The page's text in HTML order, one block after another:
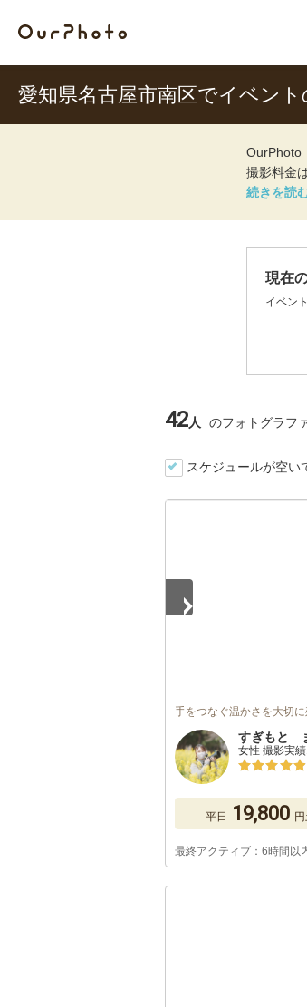
愛知県名古屋市南区でイベン
OurPhoto
撮影料金
現在
イベント
42人 のフォトグラフ
スケジュールが空い
手をつなぐ温かさを大切
すぎもと
女性 撮影実
平日 19,800 円
最終アクティブ：6時間以